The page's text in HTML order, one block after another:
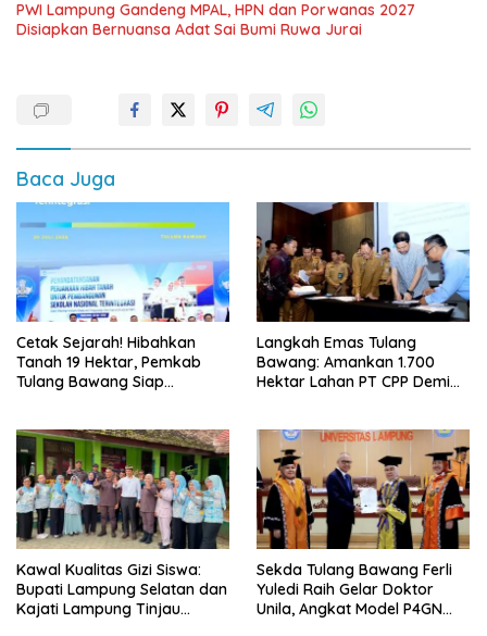
PWI Lampung Gandeng MPAL, HPN dan Porwanas 2027
Disiapkan Bernuansa Adat Sai Bumi Ruwa Jurai
Baca Juga
Cetak Sejarah! Hibahkan
Tanah 19 Hektar, Pemkab
Tulang Bawang Siap
Lampung
Langkah Emas Tulang
Bawang: Amankan 1.700
Hektar Lahan PT CPP Demi
Kawal Kualitas Gizi Siswa:
Bupati Lampung Selatan dan
Kajati Lampung Tinjau
Sekda Tulang Bawang Ferli
Yuledi Raih Gelar Doktor
Unila, Angkat Model P4GN